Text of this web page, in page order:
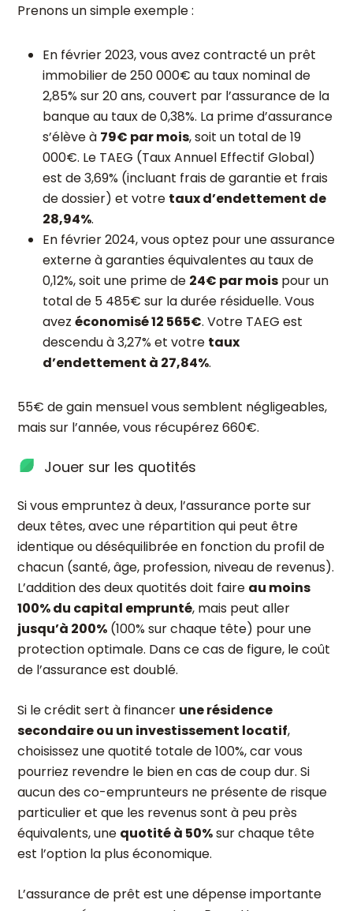
Prenons un simple exemple :
En février 2023, vous avez contracté un prêt
immobilier de 250 000€ au taux nominal de
2,85% sur 20 ans, couvert par l’assurance de la
banque au taux de 0,38%. La prime d’assurance
s’élève à 79€ par mois, soit un total de 19
000€. Le TAEG (Taux Annuel Effectif Global)
est de 3,69% (incluant frais de garantie et frais
de dossier) et votre taux d’endettement de
28,94%.
En février 2024, vous optez pour une assurance
externe à garanties équivalentes au taux de
0,12%, soit une prime de 24€ par mois pour un
total de 5 485€ sur la durée résiduelle. Vous
avez économisé 12 565€. Votre TAEG est
descendu à 3,27% et votre taux
d’endettement à 27,84%.
55€ de gain mensuel vous semblent négligeables,
mais sur l’année, vous récupérez 660€.
Jouer sur les quotités
Si vous empruntez à deux, l’assurance porte sur
deux têtes, avec une répartition qui peut être
identique ou déséquilibrée en fonction du profil de
chacun (santé, âge, profession, niveau de revenus).
L’addition des deux quotités doit faire au moins
100% du capital emprunté, mais peut aller
jusqu’à 200% (100% sur chaque tête) pour une
protection optimale. Dans ce cas de figure, le coût
de l’assurance est doublé.
Si le crédit sert à financer une résidence
secondaire ou un investissement locatif,
choisissez une quotité totale de 100%, car vous
pourriez revendre le bien en cas de coup dur. Si
aucun des co-emprunteurs ne présente de risque
particulier et que les revenus sont à peu près
équivalents, une quotité à 50%sur chaque tête
est l’option la plus économique.
L’assurance de prêt est une dépense importante